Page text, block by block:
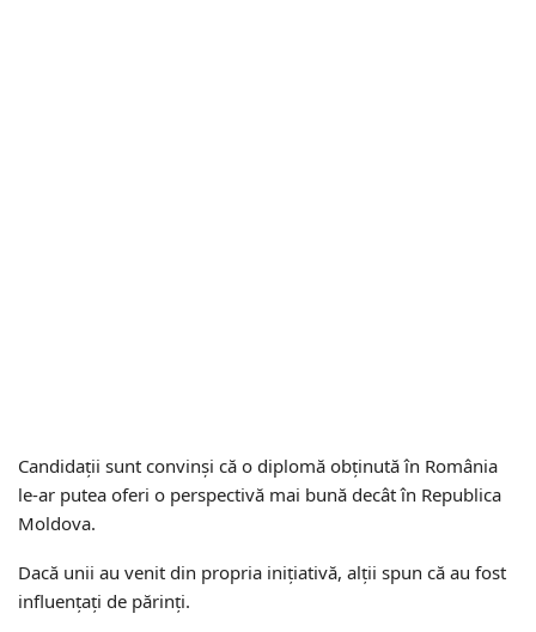
Candidaţii sunt convinşi că o diplomă obţinută în România
le-ar putea oferi o perspectivă mai bună decât în Republica
Moldova.
Dacă unii au venit din propria inițiativă, alții spun că au fost
influențați de părinți.